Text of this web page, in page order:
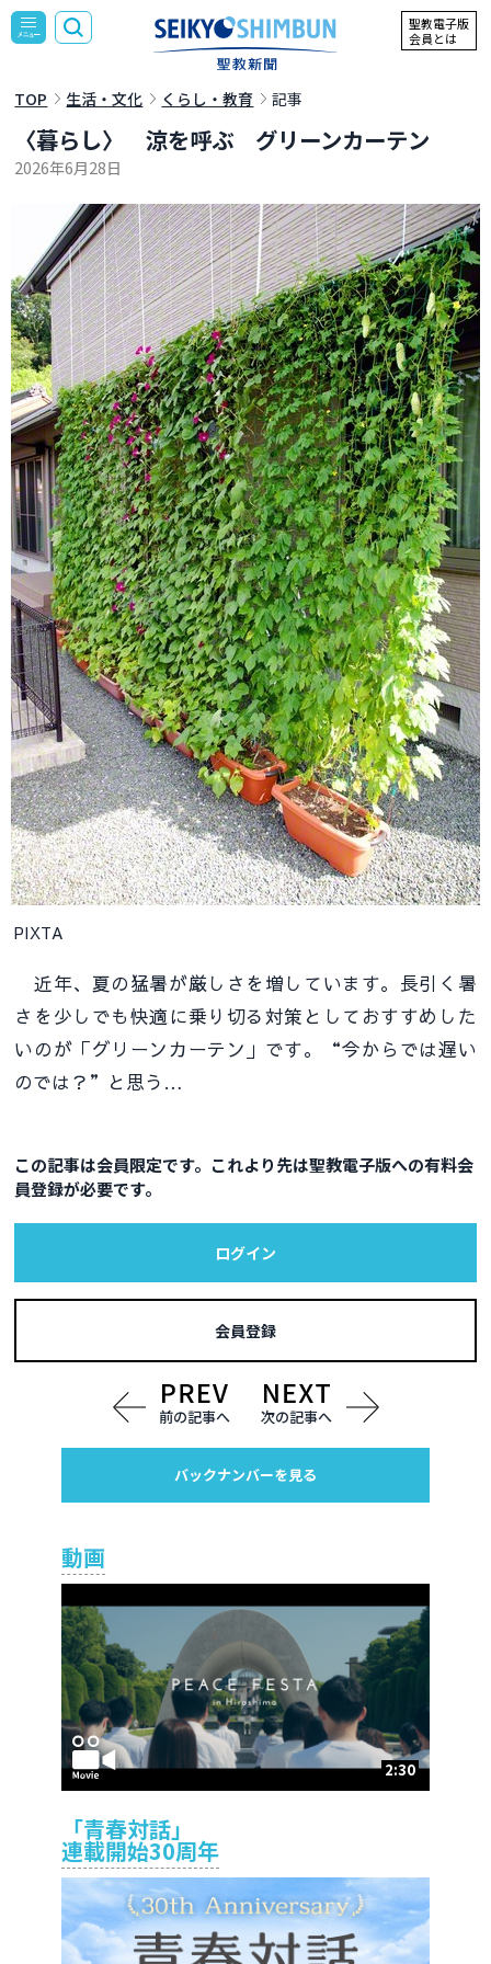
聖教電子版
会員とは
TOP 生活・文化 くらし・教育 記事
〈暮らし〉 涼を呼ぶ グリーンカーテン
2026年6月28日
PIXTA
近年、夏の猛暑が厳しさを増しています。長引く暑
さを少しでも快適に乗り切る対策としておすすめした
いのが「グリーンカーテン」です。“今からでは遅い
のでは？”と思う…
この記事は会員限定です。これより先は聖教電子版への有料会
員登録が必要です。
ログイン
会員登録
前の記事へ 次の記事へ
バックナンバーを見る
動画
2:30
「青春対話」
連載開始30周年